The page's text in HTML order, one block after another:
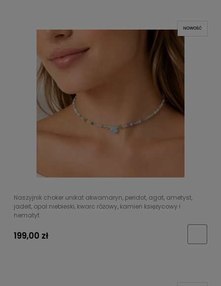
Naszyjnik choker unikat akwamaryn, peridot, agat, ametyst,
jadeit, opal niebieski, kwarc różowy, kamień księżycowy i
hematyt
199,00 zł
NOWOŚĆ